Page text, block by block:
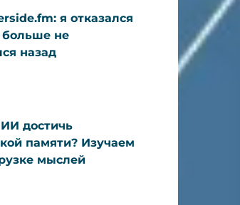
я отказался
больше не
назад
достичь
памяти? Изучаем
мыслей